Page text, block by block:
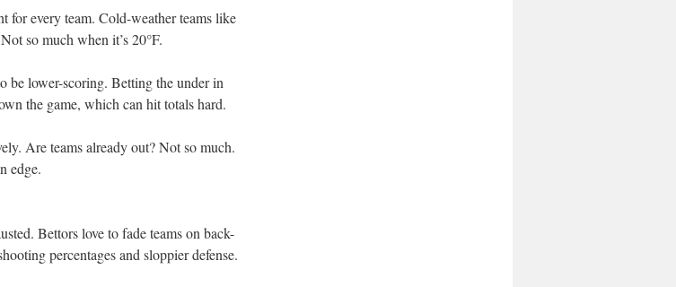
for every team. Cold-weather teams like
so much when it’s 20°F.
be lower-scoring. Betting the under in
the game, which can hit totals hard.
Are teams already out? Not so much.
edge.
Bettors love to fade teams on back-
percentages and sloppier defense.